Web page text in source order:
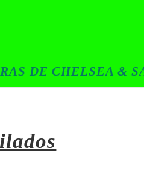
DE CHELSEA &